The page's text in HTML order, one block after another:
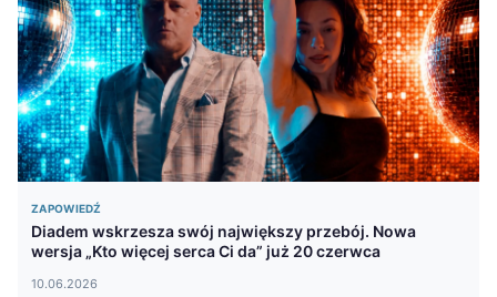
ZAPOWIEDŹ
Diadem wskrzesza swój największy przebój. Nowa
wersja „Kto więcej serca Ci da” już 20 czerwca
10.06.2026